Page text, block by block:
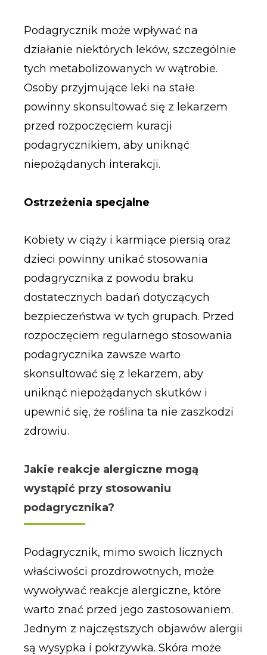
Podagrycznik może wpływać na
działanie niektórych leków, szczególnie
tych metabolizowanych w wątrobie.
Osoby przyjmujące leki na stałe
powinny skonsultować się z lekarzem
przed rozpoczęciem kuracji
podagrycznikiem, aby uniknąć
niepożądanych interakcji.
Ostrzeżenia specjalne
Kobiety w ciąży i karmiące piersią oraz
dzieci powinny unikać stosowania
podagrycznika z powodu braku
dostatecznych badań dotyczących
bezpieczeństwa w tych grupach. Przed
rozpoczęciem regularnego stosowania
podagrycznika zawsze warto
skonsultować się z lekarzem, aby
uniknąć niepożądanych skutków i
upewnić się, że roślina ta nie zaszkodzi
zdrowiu.
Jakie reakcje alergiczne mogą
wystąpić przy stosowaniu
podagrycznika?
Podagrycznik, mimo swoich licznych
właściwości prozdrowotnych, może
wywoływać reakcje alergiczne, które
warto znać przed jego zastosowaniem.
Jednym z najczęstszych objawów alergii
są wysypka i pokrzywka. Skóra może